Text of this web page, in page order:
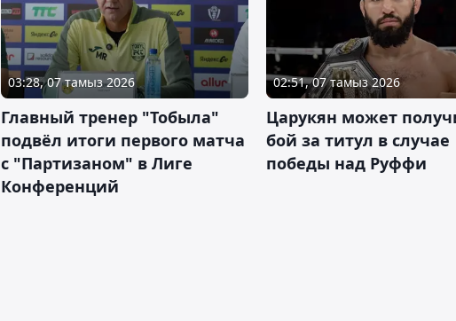
03:28, 07 тамыз 2026
Главный тренер "Тобыла"
подвёл итоги первого матча
с "Партизаном" в Лиге
Конференций
02:51, 07 тамыз 2026
Царукян может
бой за титул в случае
победы над Руффи